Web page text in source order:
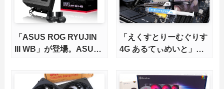
「ASUS ROG RYUJIN
III WB」が登場。ASUS
「えくすとりーむぐりす
4G あるてぃめいと」を
のは本当なのか徹底検
証！